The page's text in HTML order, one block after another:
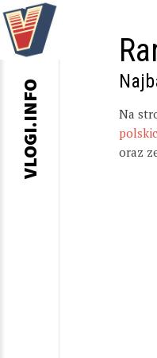
Na
oraz
VLOGI.INFO